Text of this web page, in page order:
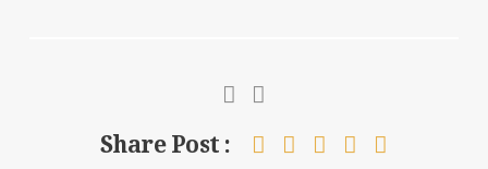
Share Post :